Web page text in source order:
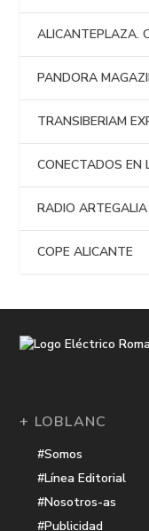
ALICANTEPLAZA.
PANDORA
TRANSIBERIAM
CONECTADOS EN
RADIO ARTEGALIA
COPE ALICANTE
+ LOBLANC
#Somos
#Línea Editorial
#Nosotros-as
#Publicidad